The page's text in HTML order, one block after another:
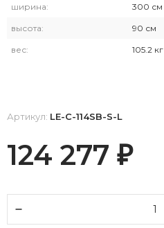
ширина: 300 см
высота: 90 см
вес: 105.2 кг
Артикул: LE-C-114SB-S-L
124 277 ₽